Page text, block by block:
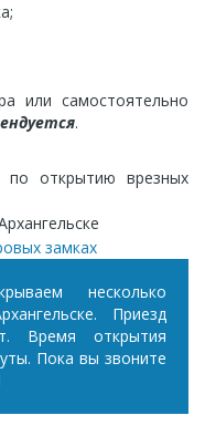
или самостоятельно
.
открытию врезных
несколько
Приезд
Время открытия
Пока вы звоните